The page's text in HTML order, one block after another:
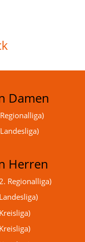
Damen
Herren
Regionalliga)